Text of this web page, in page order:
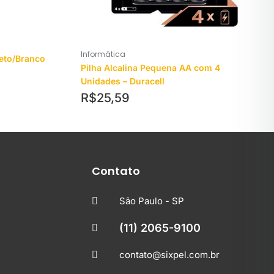
Branco
Informática
Pilha Alcalina Pequena AA com 4
Unidades – Duracell
R$25,59
Contato
São Paulo - SP
(11) 2065-9100
contato@sixpel.com.br